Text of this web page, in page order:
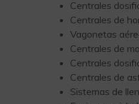
Centrales
Centrales de
Vagonetas
Centrales de
Centrales
Centrales de
Sistemas de